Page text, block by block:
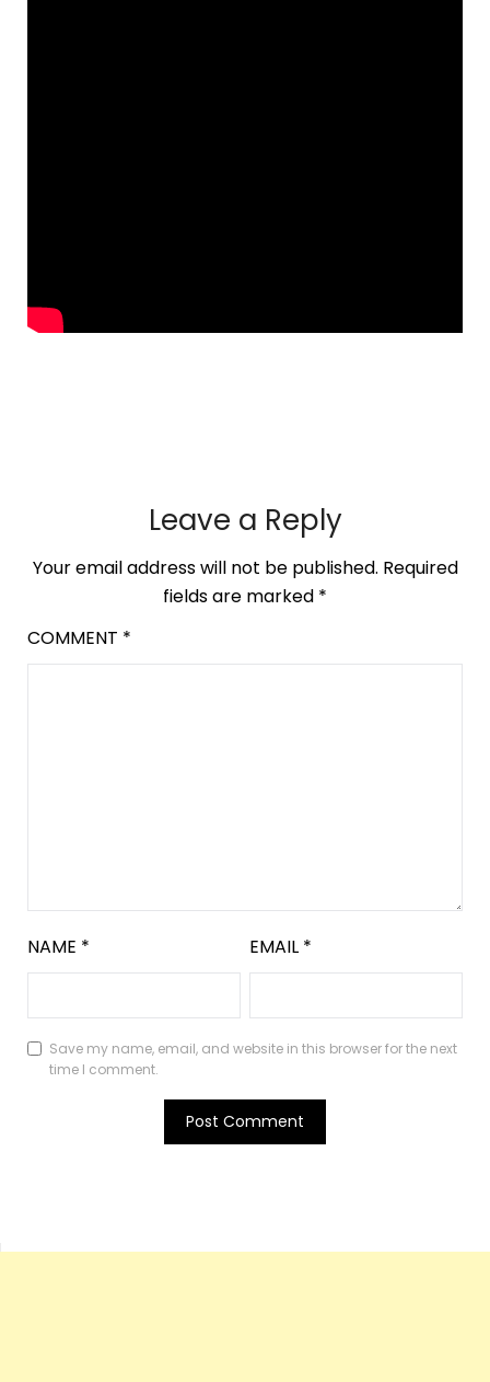
Leave a Reply
Your email address will not be published. Required
fields are marked *
COMMENT *
NAME * EMAIL *
Save my name, email, and website in this browser for the next
time I comment.